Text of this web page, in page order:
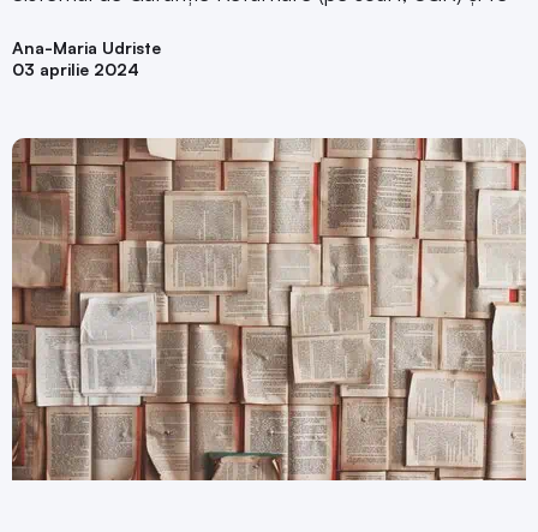
Ana-Maria Udriste
03 aprilie 2024